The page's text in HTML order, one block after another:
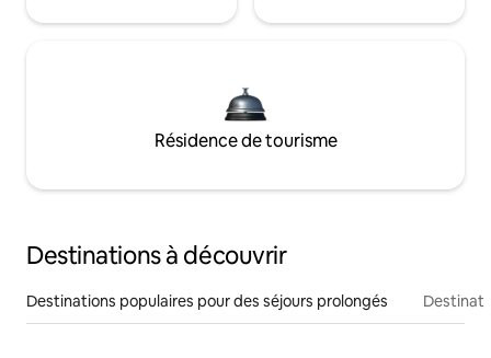
Résidence de tourisme
Destinations à découvrir
Destinations populaires pour des séjours prolongés